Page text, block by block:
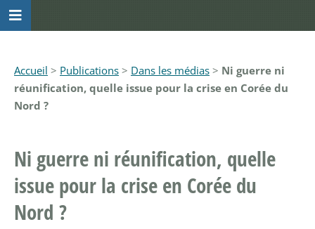
Accueil > Publications > Dans les médias > Ni guerre ni
réunification, quelle issue pour la crise en Corée du
Nord ?
Ni guerre ni réunification, quelle
issue pour la crise en Corée du
Nord ?